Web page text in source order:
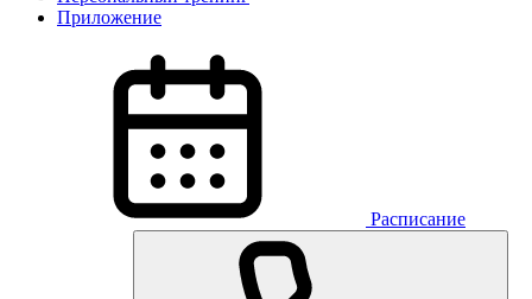
Приложение
Расписание